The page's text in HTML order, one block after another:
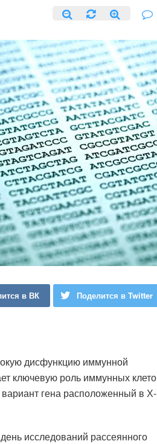
в ВК Поделится в Twitter
дисфункцию иммунной
ключевую роль иммунных
гена расположенный в Х-
исследований рассеянного